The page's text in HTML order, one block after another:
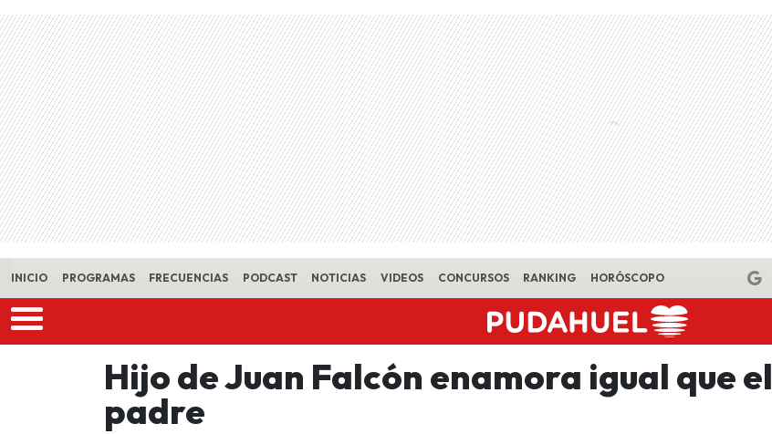
Skip to main content
INICIO PROGRAMAS FRECUENCIAS PODCAST NOTICIAS VIDEOS CONCURSOS RANKING HORÓSCOPO
Hijo de Juan Falcón enamora igual que el
padre